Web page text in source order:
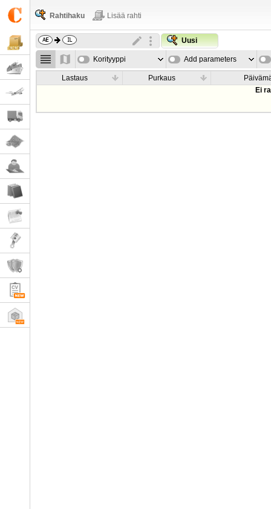
Rahtihaku Lisää rahti
Uusi
Korityyppi Add parameters
Lastaus Purkaus
Ei